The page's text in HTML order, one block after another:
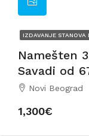
IZDAVANJE STANOVA
Namešten
Savadi od
Novi Beograd
1,300€